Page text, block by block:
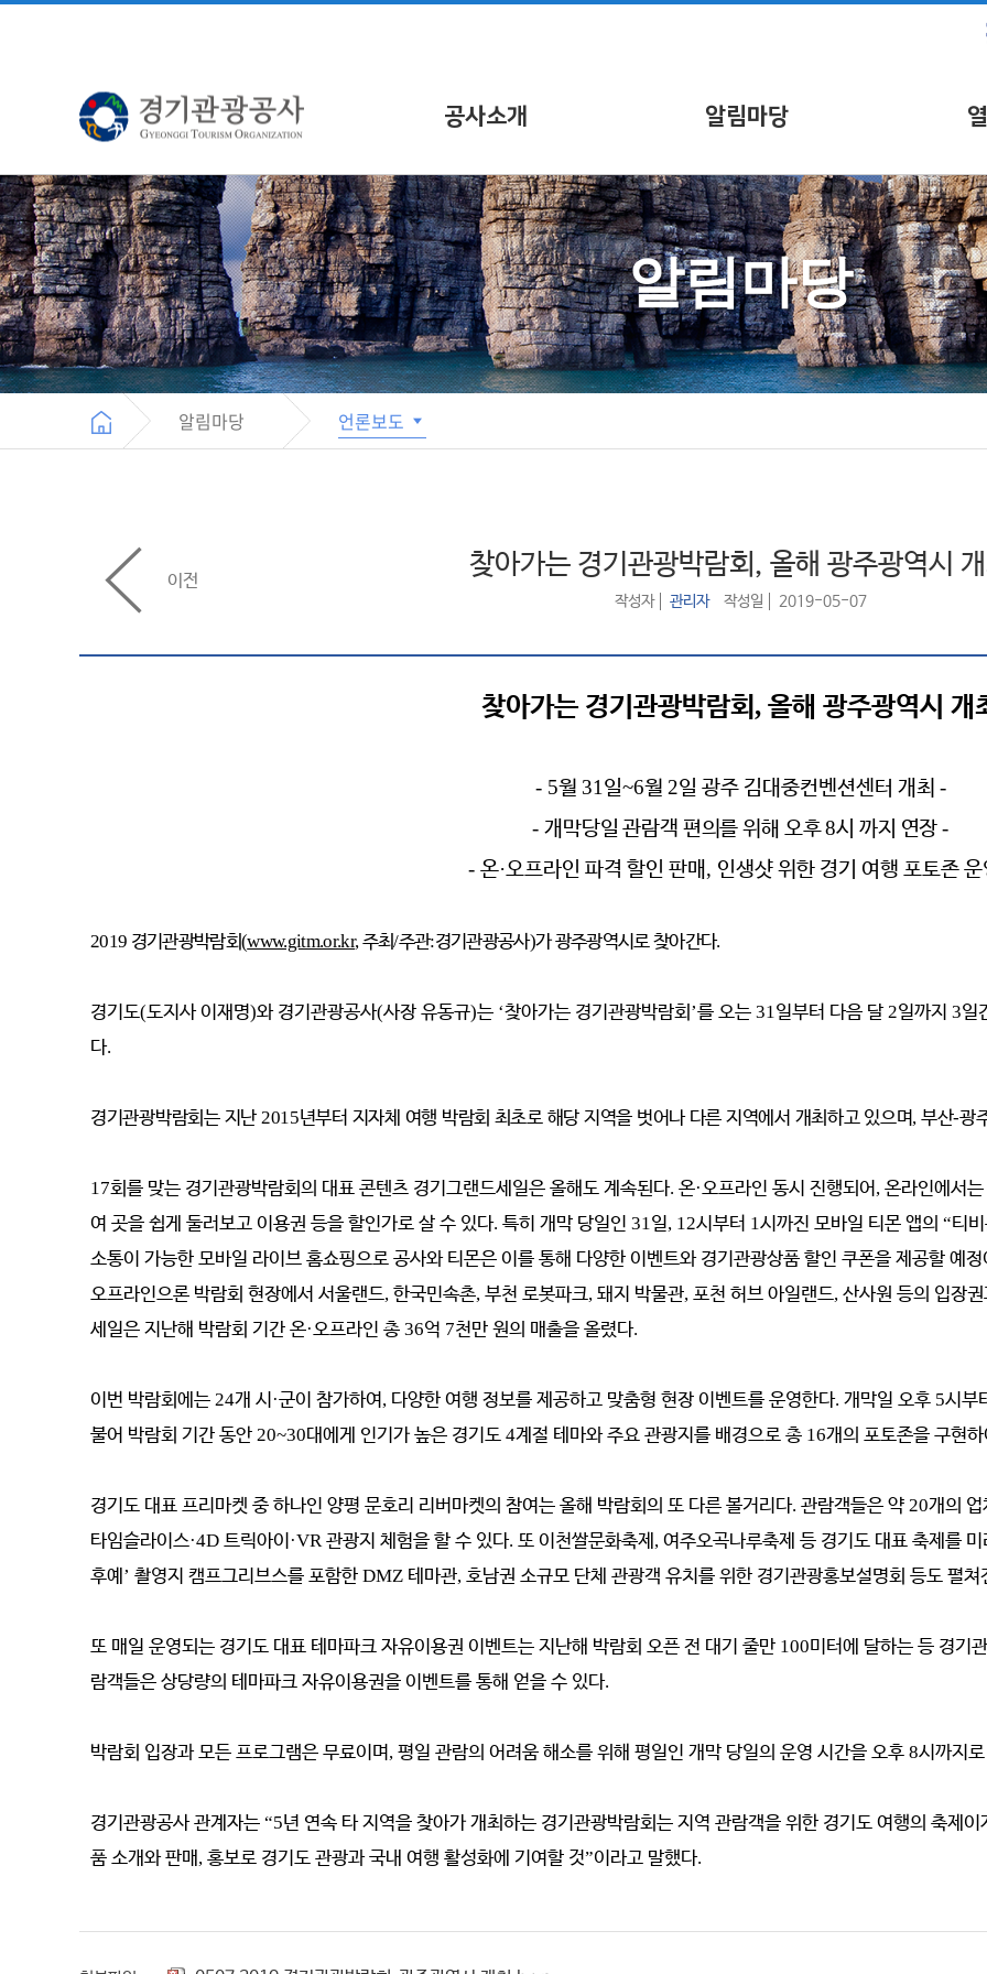
공사소개 알림마당
알림마당
알림마당 언론보도
찾아가는 경기관광박람회, 올해 광주광역시 개
작성자 관리자 작성일 2019-05-07
이전
찾아가는 경기관광박람회 , 올해 광주광역시 개
- 5월 31 일~6월 2일 광주 김대중컨벤션센터 개최 -
- 개막당일 관람객 편의를 위해 오후8시 까지 연장-
- 온·오프라인 파격 할인 판매, 인생샷 위한 경기 여행 포토존 운
2019 경기관광박람회(www.gitm.or.kr,주최/주관:경기관광공사)가 광주광역시로 찾아간다.
경기도(도지사 이재명)와 경기관광공사(사장 유동규)는 ‘찾아가는 경기관광박람회 ’를 오는 31일부터 다음 달 2일까지 3일
다.
경기관광박람회는 지난 2015년부터 지자체 여행 박람회 최초로 해당 지역을 벗어나 다른 지역에서 개최하고 있으며, 부산-광
17회를 맞는 경기관광박람회의 대표 콘텐츠 경기그랜드세일은 올해도 계속된다. 온·오프라인 동시 진행되어 , 온라인에서
여 곳을 쉽게 둘러보고 이용권 등을 할인가로 살 수 있다. 특히 개막 당일인 31일, 12시부터 1시까진 모바일 티몬 앱의 “티
소통이 가능한 모바일 라이브 홈쇼핑으로 공사와 티몬은 이를 통해 다양한 이벤트와 경기관광상품 할인 쿠폰을 제공할 예정
오프라인으론 박람회 현장에서 서울랜드, 한국민속촌, 부천 로봇파크, 돼지 박물관, 포천 허브 아일랜드, 산사원 등의 입장
세일은 지난해 박람회 기간 온·오프라인 총 36억 7천만 원의 매출을 올렸다.
이번 박람회에는 24개 시 ·군이 참가하여 , 다양한 여행 정보를 제공하고 맞춤형 현장 이벤트를 운영한다. 개막일 오후 5시부
불어 박람회 기간 동안 20~30대에게 인기가 높은 경기도 4계절 테마와 주요 관광지를 배경으로 총 16개의 포토존을 구현하
경기도 대표 프리마켓 중 하나인 양평 문호리 리버마켓의 참여는 올해 박람회의 또 다른 볼거리다. 관람객들은 약 20개의
타임슬라이스·4D 트릭아이 ·VR관광지 체험을 할 수 있다. 또 이천쌀문화축제 , 여주오곡나루축제 등 경기도 대표 축제를
후예 ’ 촬영지 캠프그리브스를 포함한 DMZ 테마관, 호남권 소규모 단체 관광객 유치를 위한 경기관광홍보설명회 등도 펼쳐
또 매일 운영되는 경기도 대표 테마파크 자유이용권 이벤트는 지난해 박람회 오픈 전 대기 줄만 100미터에 달하는 등 경기
람객들은 상당량의 테마파크 자유이용권을 이벤트를 통해 얻을 수 있다.
박람회 입장과 모든 프로그램은 무료이며 , 평일 관람의 어려움 해소를 위해 평일인 개막 당일의 운영 시간을 오후 8시까지
경기관광공사 관계자는 “5년 연속 타 지역을 찾아가 개최하는 경기관광박람회는 지역 관람객을 위한 경기도 여행의 축제이
품 소개와 판매 , 홍보로 경기도 관광과 국내 여행 활성화에 기여할 것”이라고 말했다.